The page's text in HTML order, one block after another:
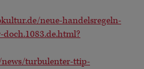
neue-handelsregeln-
turbulenter-ttip-